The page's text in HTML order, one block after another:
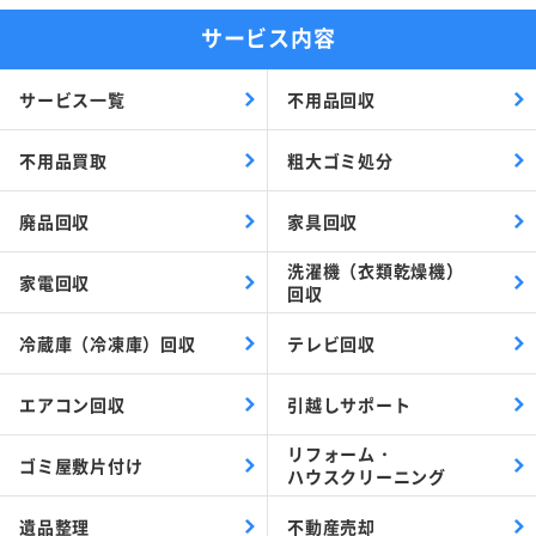
サービス内容
サービス一覧 不用品回収
不用品買取 粗大ゴミ処分
廃品回収 家具回収
家電回収
洗濯機（衣類乾燥機）
回収
冷蔵庫（冷凍庫）回収 テレビ回収
エアコン回収 引越しサポート
ゴミ屋敷片付け
リフォーム・
ハウスクリーニング
遺品整理 不動産売却